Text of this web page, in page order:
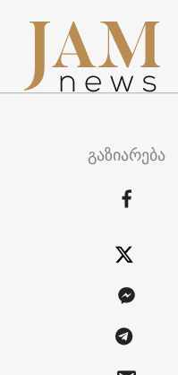
გაზიარება